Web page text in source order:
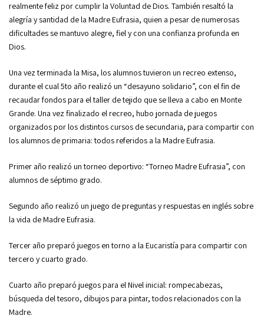
realmente feliz por cumplir la Voluntad de Dios. También resaltó la
alegría y santidad de la Madre Eufrasia, quien a pesar de numerosas
dificultades se mantuvo alegre, fiel y con una confianza profunda en
Dios.
Una vez terminada la Misa, los alumnos tuvieron un recreo extenso,
durante el cual 5to año realizó un “desayuno solidario”, con el fin de
recaudar fondos para el taller de tejido que se lleva a cabo en Monte
Grande. Una vez finalizado el recreo, hubo jornada de juegos
organizados por los distintos cursos de secundaria, para compartir con
los alumnos de primaria: todos referidos a la Madre Eufrasia.
Primer año realizó un torneo deportivo: “Torneo Madre Eufrasia”, con
alumnos de séptimo grado.
Segundo año realizó un juego de preguntas y respuestas en inglés sobre
la vida de Madre Eufrasia.
Tercer año preparó juegos en torno a la Eucaristía para compartir con
tercero y cuarto grado.
Cuarto año preparó juegos para el Nivel inicial: rompecabezas,
búsqueda del tesoro, dibujos para pintar, todos relacionados con la
Madre.